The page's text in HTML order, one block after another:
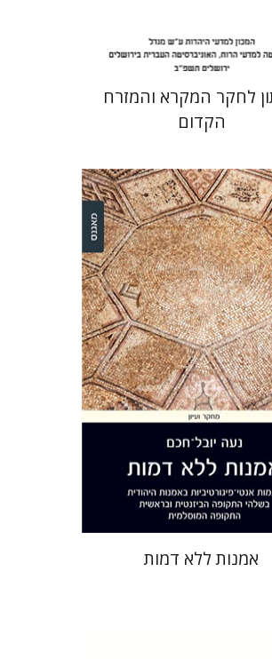
לחקר המקרא והמזרח
הקדום
יובל-חכם
הנחת אתר ספר מודפס
$35
$32
אמנות ללא דמות